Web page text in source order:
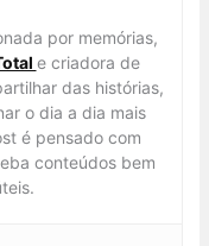
por memórias,
e criadora de
das histórias,
o dia a dia mais
é pensado com
conteúdos bem